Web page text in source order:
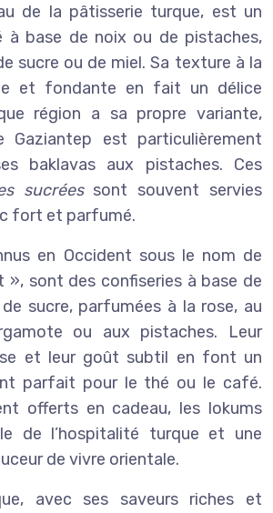
de la pâtisserie turque, est un
à base de noix ou de pistaches,
sucre ou de miel. Sa texture à la
et fondante en fait un délice
région a sa propre variante,
est particulièrement
baklavas aux pistaches. Ces
sucréessont souvent servies
fort et parfumé.
en Occident sous le nom de
», sont des confiseries à base de
sucre, parfumées à la rose, au
ou aux pistaches. Leur
et leur goût subtil en font un
parfait pour le thé ou le café.
offerts en cadeau, les lokums
de l’hospitalité turque et une
de vivre orientale.
avec ses saveurs riches et